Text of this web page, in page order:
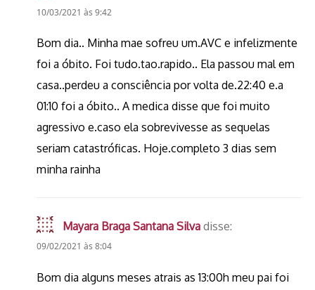
10/03/2021 às 9:42
Bom dia.. Minha mae sofreu um.AVC e infelizmente
foi a óbito. Foi tudo.tao.rapido.. Ela passou mal em
casa..perdeu a consciência por volta de.22:40 e.a
01:10 foi a óbito.. A medica disse que foi muito
agressivo e.caso ela sobrevivesse as sequelas
seriam catastróficas. Hoje.completo 3 dias sem
minha rainha
Mayara Braga Santana Silva disse:
09/02/2021 às 8:04
Bom dia alguns meses atrais as 13:00h meu pai foi